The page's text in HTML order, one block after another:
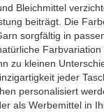
Bleichmittel
beiträgt. Die
sorgfältig in
zu kleinen
jeder
personalisiert
als Werbemittel in